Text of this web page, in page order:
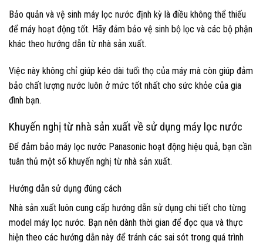
Bảo quản và vệ sinh máy lọc nước định kỳ là điều không thể thiếu
để máy hoạt động tốt. Hãy đảm bảo vệ sinh bộ lọc và các bộ phận
khác theo hướng dẫn từ nhà sản xuất.
Việc này không chỉ giúp kéo dài tuổi thọ của máy mà còn giúp đảm
bảo chất lượng nước luôn ở mức tốt nhất cho sức khỏe của gia
đình bạn.
Khuyến nghị từ nhà sản xuất về sử dụng máy lọc nước
Để đảm bảo máy lọc nước Panasonic hoạt động hiệu quả, bạn cần
tuân thủ một số khuyến nghị từ nhà sản xuất.
Hướng dẫn sử dụng đúng cách
Nhà sản xuất luôn cung cấp hướng dẫn sử dụng chi tiết cho từng
model máy lọc nước. Bạn nên dành thời gian để đọc qua và thực
hiện theo các hướng dẫn này để tránh các sai sót trong quá trình